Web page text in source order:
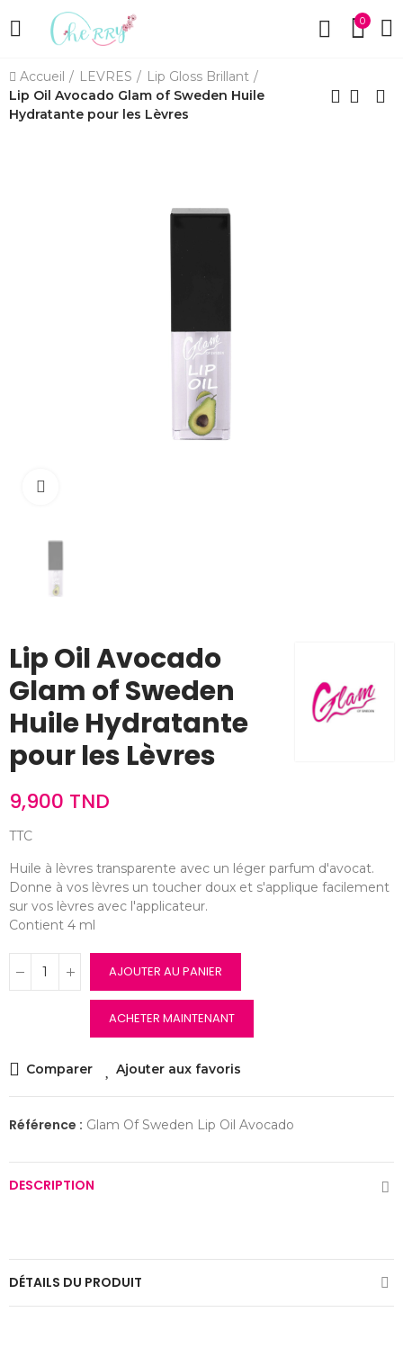
0
Accueil LEVRES
Lip Gloss Brillant
Lip Oil Avocado Glam of Sweden Huile
Hydratante pour les Lèvres
Lip Oil Avocado
Glam of Sweden
Huile Hydratante
pour les Lèvres
9,900 TND
TTC
Huile à lèvres transparente avec un léger parfum d'avocat.
Donne à vos lèvres un toucher doux et s'applique facilement
sur vos lèvres avec l'applicateur.
Contient 4 ml
AJOUTER AU PANIER
ACHETER MAINTENANT
Comparer Ajouter aux favoris
Référence : Glam Of Sweden Lip Oil Avocado
DESCRIPTION
DÉTAILS DU PRODUIT